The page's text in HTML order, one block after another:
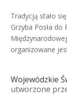
Tradycją stało
Grzyba Posła
organizowane
Wojewódzkie
utworzone